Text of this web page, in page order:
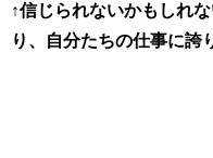
↑信じられないかもしれ
り、自分たちの仕事に誇